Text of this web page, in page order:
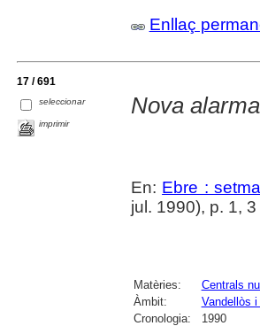
Enllaç
17 / 691
seleccionar
imprimir
Nova
En: Ebre :
jul. 1990), p. 1, 3
Matèries: Centrals
Àmbit:
Vandellòs
Cronologia:
1990